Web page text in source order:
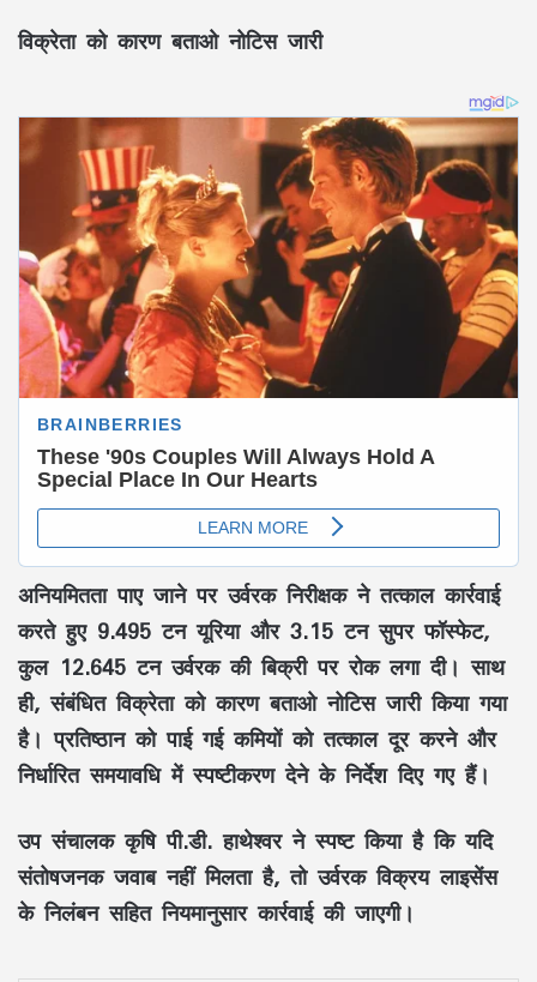
विक्रेता को कारण बताओ नोटिस जारी
अनियमितता पाए जाने पर उर्वरक निरीक्षक ने तत्काल कार्रवाई
करते हुए 9.495 टन यूरिया और 3.15 टन सुपर फॉस्फेट,
कुल 12.645 टन उर्वरक की बिक्री पर रोक लगा दी। साथ
ही, संबंधित विक्रेता को कारण बताओ नोटिस जारी किया गया
है। प्रतिष्ठान को पाई गई कमियों को तत्काल दूर करने और
निर्धारित समयावधि में स्पष्टीकरण देने के निर्देश दिए गए हैं।
उप संचालक कृषि पी.डी. हाथेश्वर ने स्पष्ट किया है कि यदि
संतोषजनक जवाब नहीं मिलता है, तो उर्वरक विक्रय लाइसेंस
के निलंबन सहित नियमानुसार कार्रवाई की जाएगी।